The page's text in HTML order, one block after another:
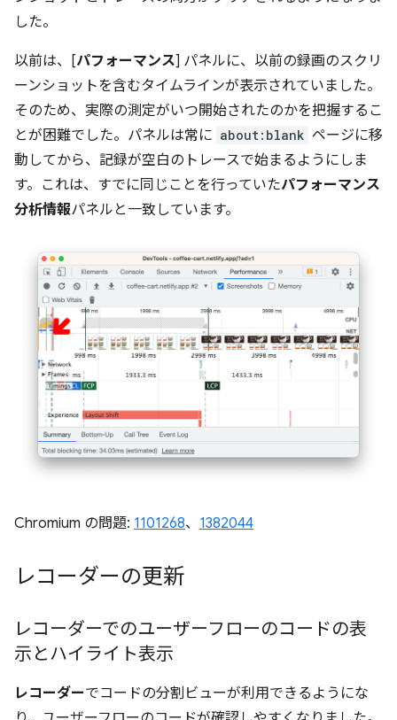
した。
以前は、[パフォーマンス] パネルに、以前の録画のスクリ
ーンショットを含むタイムラインが表示されていました。
そのため、実際の測定がいつ開始されたのかを把握するこ
とが困難でした。パネルは常に about:blank ページに移
動してから、記録が空白のトレースで始まるようにしま
す。これは、すでに同じことを行っていたパフォーマンス
分析情報パネルと一致しています。
Chromium の問題: 1101268、 1382044
レコーダーの更新
レコーダーでのユーザーフローのコードの表
示とハイライト表示
レコーダーでコードの分割ビューが利用できるようにな